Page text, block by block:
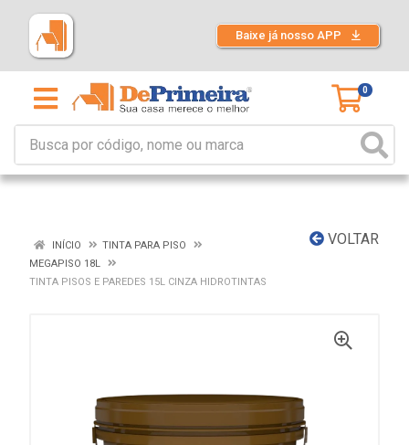
Baixe já nosso APP
0
VOLTAR
INÍCIO
TINTA PARA PISO
MEGAPISO 18L
TINTA PISOS E PAREDES 15L CINZA HIDROTINTAS